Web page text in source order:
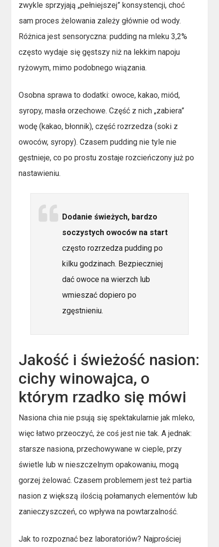
zwykle sprzyjają „pełniejszej” konsystencji, choć
sam proces żelowania zależy głównie od wody.
Różnica jest sensoryczna: pudding na mleku 3,2%
często wydaje się gęstszy niż na lekkim napoju
ryżowym, mimo podobnego wiązania.
Osobna sprawa to dodatki: owoce, kakao, miód,
syropy, masła orzechowe. Część z nich „zabiera”
wodę (kakao, błonnik), część rozrzedza (soki z
owoców, syropy). Czasem pudding nie tyle nie
gęstnieje, co po prostu zostaje rozcieńczony już po
nastawieniu.
Dodanie świeżych, bardzo
soczystych owoców na start
często rozrzedza pudding po
kilku godzinach. Bezpieczniej
dać owoce na wierzch lub
wmieszać dopiero po
zgęstnieniu.
Jakość i świeżość nasion:
cichy winowajca, o
którym rzadko się mówi
Nasiona chia nie psują się spektakularnie jak mleko,
więc łatwo przeoczyć, że coś jest nie tak. A jednak:
starsze nasiona, przechowywane w cieple, przy
świetle lub w nieszczelnym opakowaniu, mogą
gorzej żelować. Czasem problemem jest też partia
nasion z większą ilością połamanych elementów lub
zanieczyszczeń, co wpływa na powtarzalność.
Jak to rozpoznać bez laboratoriów? Najprościej